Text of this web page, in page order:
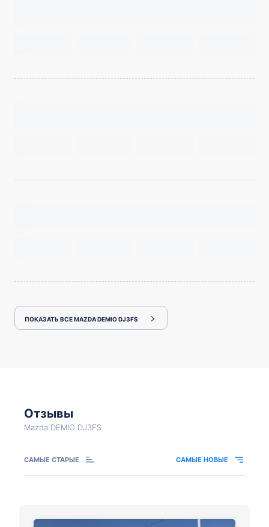
ПОКАЗАТЬ ВСЕ MAZDA DEMIO DJ3FS
Отзывы
Mazda DEMIO DJ3FS
САМЫЕ СТАРЫЕ САМЫЕ НОВЫЕ